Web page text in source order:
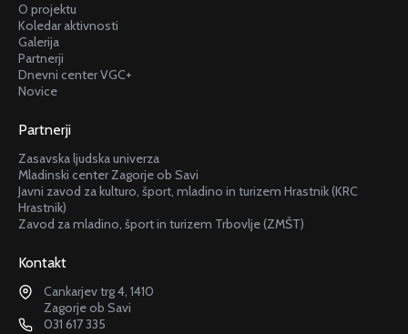
O projektu
Koledar aktivnosti
Galerija
Partnerji
Dnevni center VGC+
Novice
Partnerji
Zasavska ljudska univerza
Mladinski center Zagorje ob Savi
Javni zavod za kulturo, šport, mladino in turizem Hrastnik (KRC
Hrastnik)
Zavod za mladino, šport in turizem Trbovlje (ZMŠT)
Kontakt
Cankarjev trg 4, 1410
Zagorje ob Savi
031 617 335